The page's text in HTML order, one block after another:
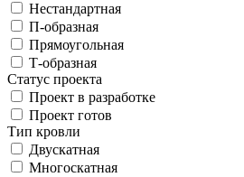
Нестандартная
П-образная
Прямоугольная
Т-образная
Статус проекта
Проект в разработке
Проект готов
Тип кровли
Двускатная
Многоскатная